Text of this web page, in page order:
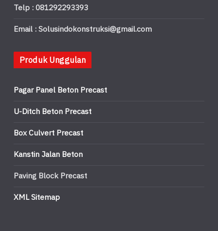
Telp : 081292293393
Email : Solusindokonstruksi@gmail.com
Produk Unggulan
Pagar Panel Beton Precast
U-Ditch Beton Precast
Box Culvert Precast
Kanstin Jalan Beton
Paving Block Precast
XML Sitemap